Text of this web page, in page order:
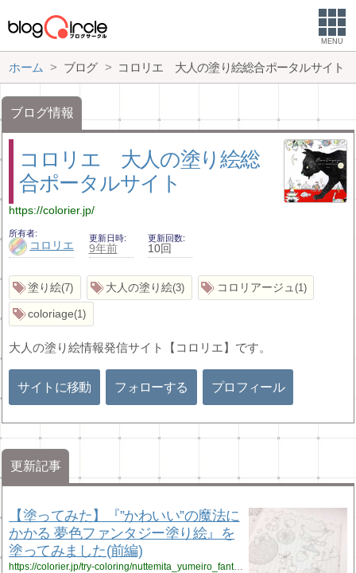
MENU
ホーム ブログ コロリエ 大人の塗り絵総合ポータルサイト
ブログ情報
コロリエ 大人の塗り絵総
合ポータルサイト
https://colorier.jp/
所有者
コロリエ
更新日時
9年前
更新回数
10回
塗り絵 7 大人の塗り絵 3 コロリアージュ 1
coloriage 1
大人の塗り絵情報発信サイト【コロリエ】です。
サイトに移動 フォローする プロフィール
更新記事
【塗ってみた】『”かわいい”の魔法に
かかる 夢色ファンタジー塗り絵』を
塗ってみました(前編)
https://colorier.jp/try-coloring/nuttemita_yumeiro_fantasy_nurie-1